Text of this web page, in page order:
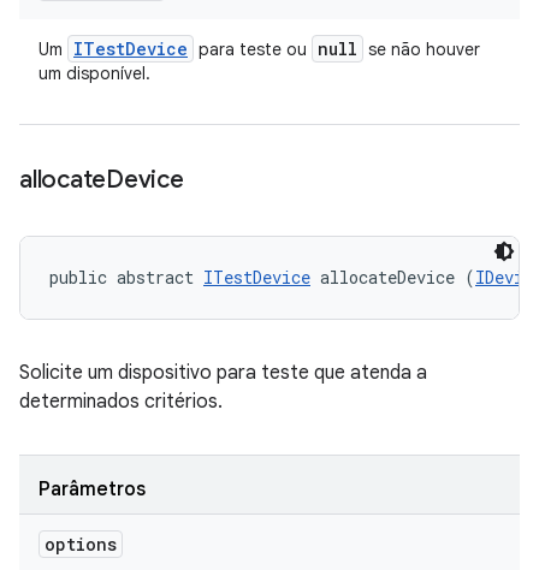
Um ITestDevice para teste ou null se não houver
um disponível.
allocateDevice
public abstract ITestDevice allocateDevice (
Solicite um dispositivo para teste que atenda a
determinados critérios.
Parâmetros
options